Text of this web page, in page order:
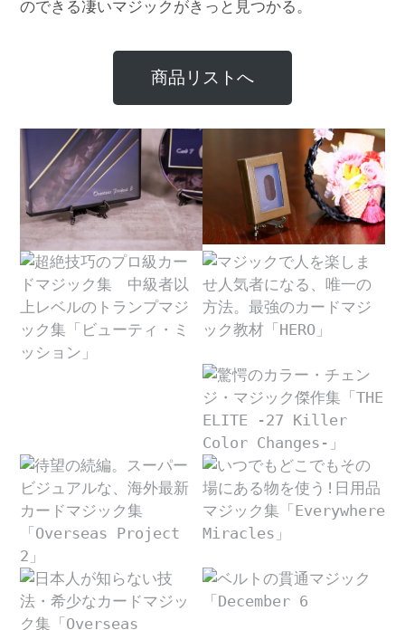
のできる凄いマジックがきっと見つかる。
商品リストへ